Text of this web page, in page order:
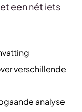
een nét iets
verschillende
analyse